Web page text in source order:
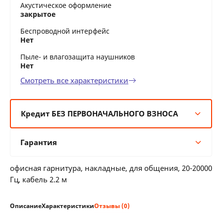
Акустическое оформление
закрытое
Беспроводной интерфейс
Нет
Пыле- и влагозащита наушников
Нет
Смотреть все характеристики
Кредит БЕЗ ПЕРВОНАЧАЛЬНОГО ВЗНОСА
12 мес:22 BYN/мес
36 мес:9 BYN/мес
Гарантия
12 месяцев официальной гарантии от
производителя
офисная гарнитура, накладные, для общения, 20-20000
Гц, кабель 2.2 м
ОписаниеХарактеристикиОтзывы (0)